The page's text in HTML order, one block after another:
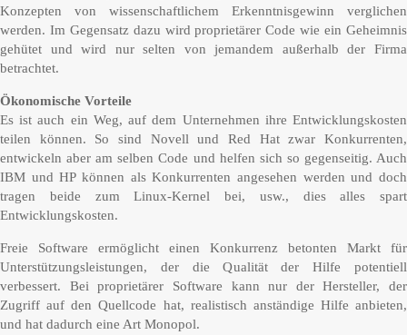
Konzepten von wissenschaftlichem Erkenntnisgewinn verglichen
werden. Im Gegensatz dazu wird proprietärer Code wie ein Geheimnis
gehütet und wird nur selten von jemandem außerhalb der Firma
betrachtet.
Ökonomische Vorteile
Es ist auch ein Weg, auf dem Unternehmen ihre Entwicklungskosten
teilen können. So sind Novell und Red Hat zwar Konkurrenten,
entwickeln aber am selben Code und helfen sich so gegenseitig. Auch
IBM und HP können als Konkurrenten angesehen werden und doch
tragen beide zum Linux-Kernel bei, usw., dies alles spart
Entwicklungskosten.
Freie Software ermöglicht einen Konkurrenz betonten Markt für
Unterstützungsleistungen, der die Qualität der Hilfe potentiell
verbessert. Bei proprietärer Software kann nur der Hersteller, der
Zugriff auf den Quellcode hat, realistisch anständige Hilfe anbieten,
und hat dadurch eine Art Monopol.